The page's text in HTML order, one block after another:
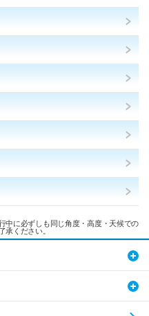
中に必ずしも同じ角度・高度・天候での
承ください。